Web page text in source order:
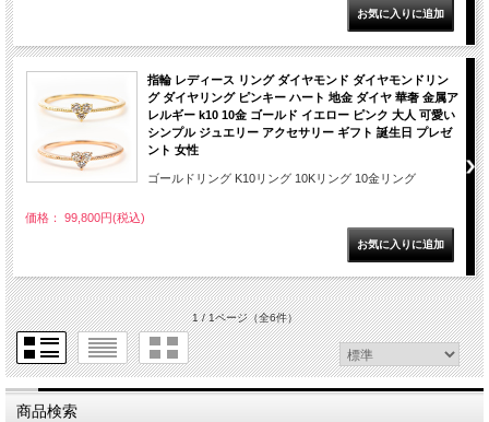
指輪 レディース リング ダイヤモンド ダイヤモンドリン
グ ダイヤリング ピンキー ハート 地金 ダイヤ 華奢 金属ア
レルギー k10 10金 ゴールド イエロー ピンク 大人 可愛い
シンプル ジュエリー アクセサリー ギフト 誕生日 プレゼ
ント 女性
ゴールドリング K10リング 10Kリング 10金リング
価格： 99,800円(税込)
1 / 1ページ（全6件）
商品検索